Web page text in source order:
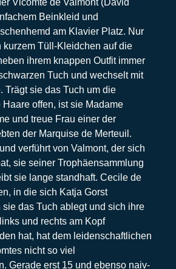
Beinkleid und
am Klavier Platz. Nur
kurzem Tüll-Kleidchen auf die
ihrem knappen Outfit immer
Tuch und wechselt mit
Trägt sie das Tuch um die
offen, ist sie Madame
und treue Frau einer der
der Marquise de Merteuil.
verführt von Valmont, der sich
sie seiner Trophäensammlung
sie lange standhaft. Cecile de
in die sich Katja Gorst
das Tuch ablegt und sich ihre
und rechts am Kopf
hat, hat dem leidenschaftlichen
nicht so viel
Gerade erst 15 und ebenso naiv-